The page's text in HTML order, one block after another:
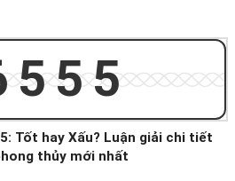
Tốt hay Xấu? Luận giải chi tiết
thủy mới nhất